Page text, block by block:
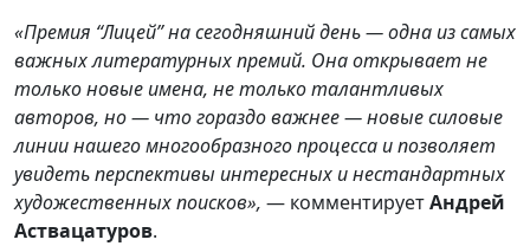
«Премия “Лицей” на сегодняшний день — одна из самых
важных литературных премий. Она открывает не
только новые имена, не только талантливых
авторов, но — что гораздо важнее — новые силовые
линии нашего многообразного процесса и позволяет
увидеть перспективы интересных и нестандартных
художественных поисков», — комментируетАндрей
Аствацатуров.